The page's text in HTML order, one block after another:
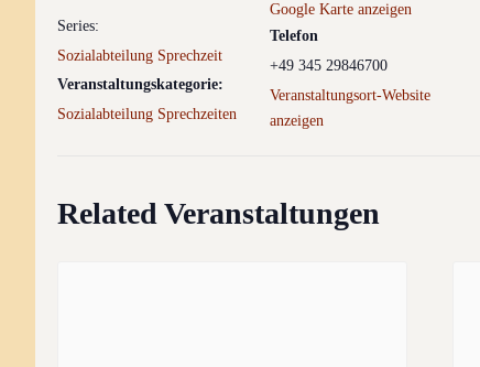
Series:
Sozialabteilung Sprechzeit
Veranstaltungskategorie:
Sozialabteilung Sprechzeiten
Google Karte anzeigen
Telefon
+49 345 29846700
Veranstaltungsort-Website
anzeigen
Related Veranstaltungen